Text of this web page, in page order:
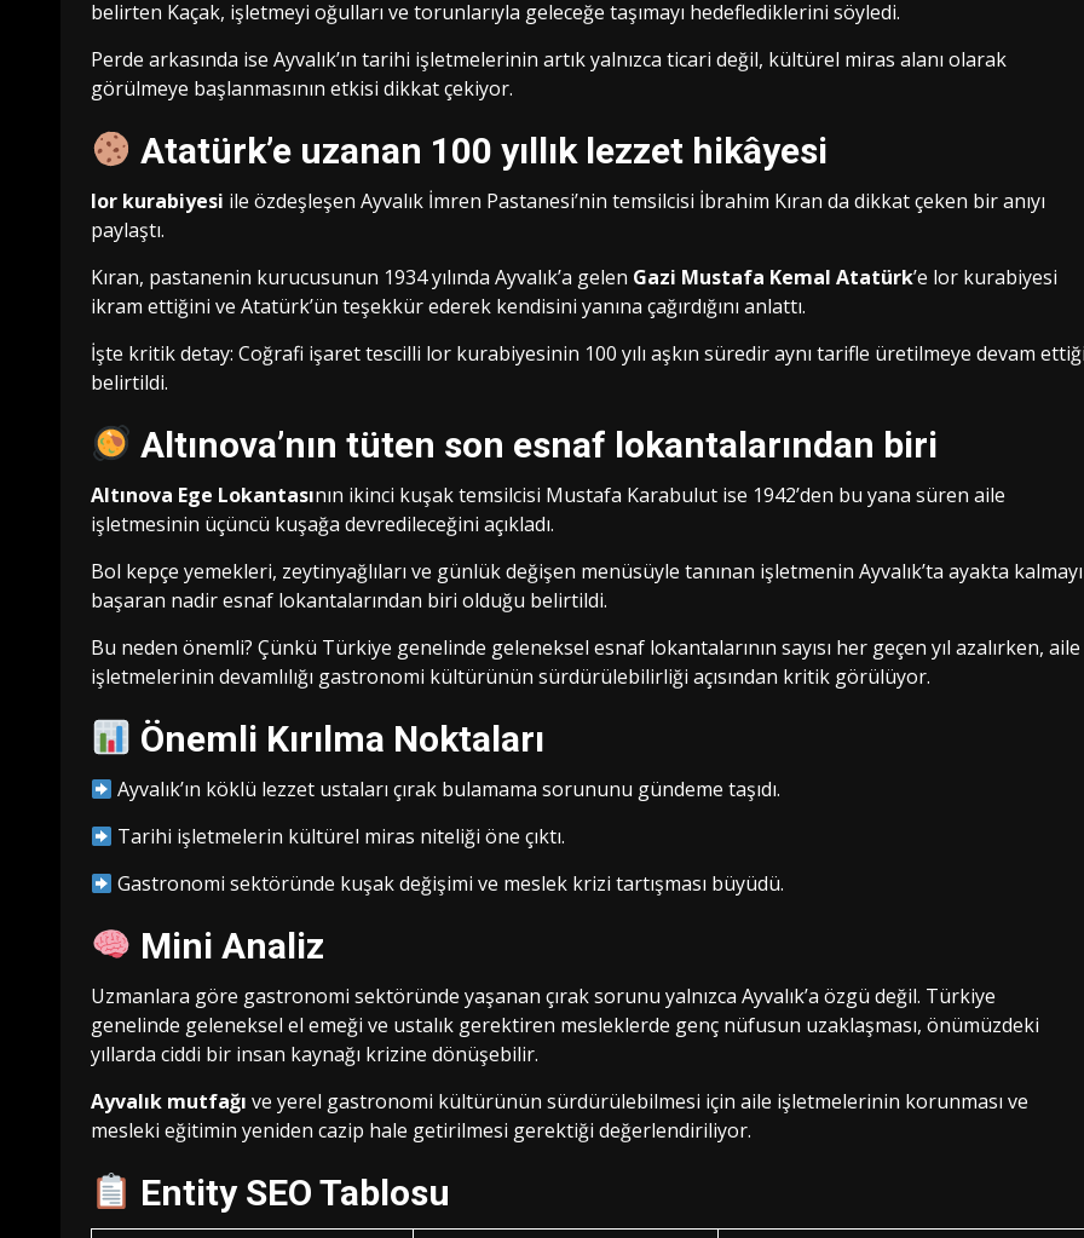
belirten Kaçak, işletmeyi oğulları ve torunlarıyla geleceğe taşımayı hedeflediklerini söyledi.
Perde arkasında ise Ayvalık’ın tarihi işletmelerinin artık yalnızca ticari değil, kültürel miras alanı olarak
görülmeye başlanmasının etkisi dikkat çekiyor.
Atatürk’e uzanan 100 yıllık lezzet hikâyesi
lor kurabiyesi ile özdeşleşen Ayvalık İmren Pastanesi’nin temsilcisi İbrahim Kıran da dikkat çeken bir anıyı
paylaştı.
Kıran, pastanenin kurucusunun 1934 yılında Ayvalık’a gelen Gazi Mustafa Kemal Atatürk’e lor kurabiyesi
ikram ettiğini ve Atatürk’ün teşekkür ederek kendisini yanına çağırdığını anlattı.
İşte kritik detay: Coğrafi işaret tescilli lor kurabiyesinin 100 yılı aşkın süredir aynı tarifle üretilmeye devam ettiği
belirtildi.
Altınova’nın tüten son esnaf lokantalarından biri
Altınova Ege Lokantasının ikinci kuşak temsilcisi Mustafa Karabulut ise 1942’den bu yana süren aile
işletmesinin üçüncü kuşağa devredileceğini açıkladı.
Bol kepçe yemekleri, zeytinyağlıları ve günlük değişen menüsüyle tanınan işletmenin Ayvalık’ta ayakta kalmayı
başaran nadir esnaf lokantalarından biri olduğu belirtildi.
Bu neden önemli? Çünkü Türkiye genelinde geleneksel esnaf lokantalarının sayısı her geçen yıl azalırken, aile
işletmelerinin devamlılığı gastronomi kültürünün sürdürülebilirliği açısından kritik görülüyor.
Önemli Kırılma Noktaları
Ayvalık’ın köklü lezzet ustaları çırak bulamama sorununu gündeme taşıdı.
Tarihi işletmelerin kültürel miras niteliği öne çıktı.
Gastronomi sektöründe kuşak değişimi ve meslek krizi tartışması büyüdü.
Mini Analiz
Uzmanlara göre gastronomi sektöründe yaşanan çırak sorunu yalnızca Ayvalık’a özgü değil. Türkiye
genelinde geleneksel el emeği ve ustalık gerektiren mesleklerde genç nüfusun uzaklaşması, önümüzdeki
yıllarda ciddi bir insan kaynağı krizine dönüşebilir.
Ayvalık mutfağı ve yerel gastronomi kültürünün sürdürülebilmesi için aile işletmelerinin korunması ve
mesleki eğitimin yeniden cazip hale getirilmesi gerektiği değerlendiriliyor.
Entity SEO Tablosu